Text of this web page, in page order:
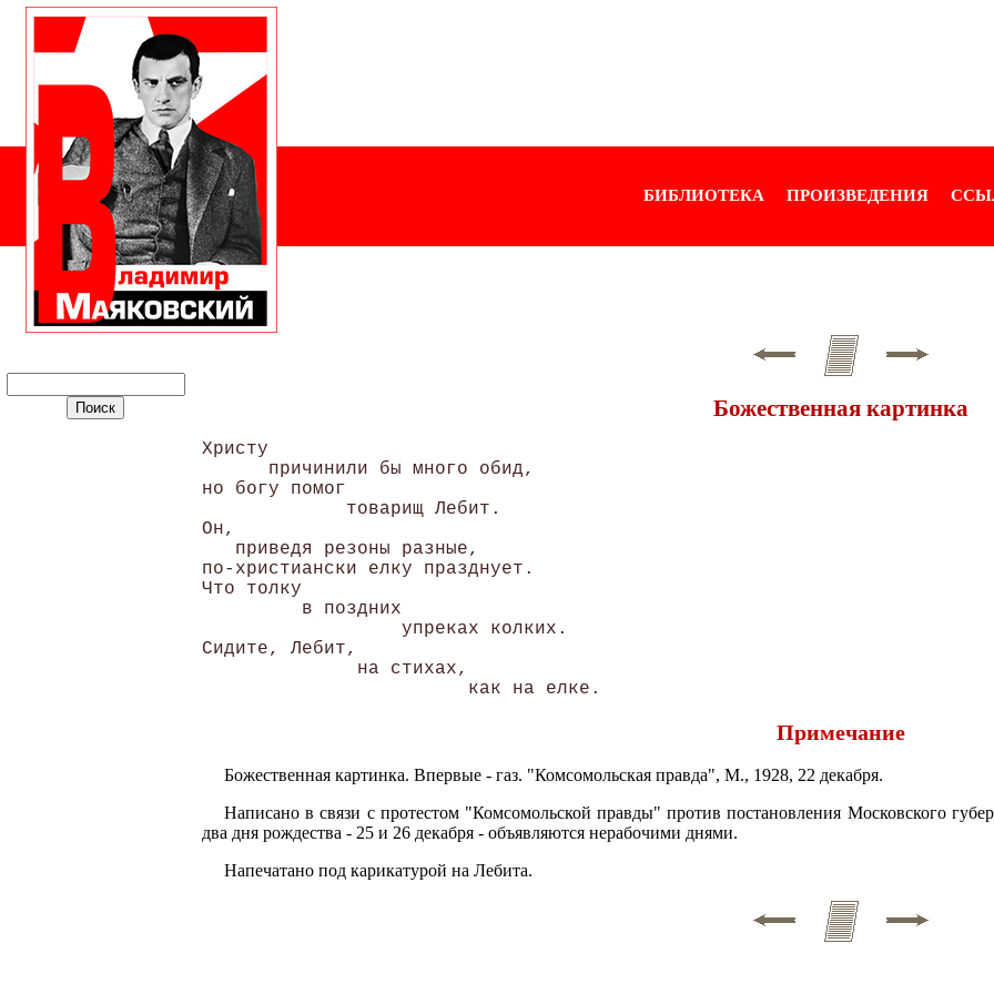
БИБЛИОТЕКА ПРОИЗВЕДЕНИЯ
Божественная картинка
Христу
      причинили бы много обид,
но богу помог
             товарищ Лебит.
Он,
   приведя резоны разные,
по-христиански елку празднует.
Что толку
         в поздних
                  упреках колких.
Сидите, Лебит,
              на стихах,
Примечание
Божественная картинка. Впервые - газ. "Комсомольская правда", М., 1928, 22 декабря.
Написано в связи с протестом "Комсомольской правды" против постановления Московского
два дня рождества - 25 и 26 декабря - объявляются нерабочими днями.
Напечатано под карикатурой на Лебита.